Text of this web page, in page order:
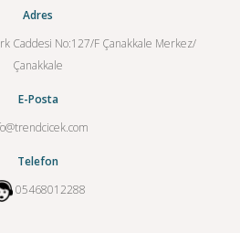
Adres
Caddesi No:127/F Çanakkale Merkez/
Çanakkale
E-Posta
Telefon
05468012288